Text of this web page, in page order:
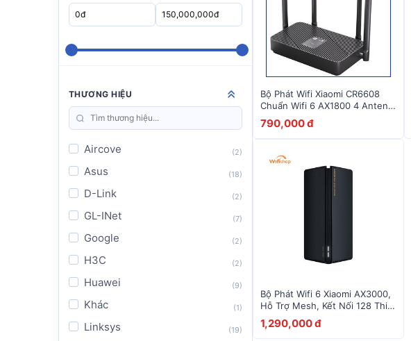
THƯƠNG HIỆU
Aircove (2)
Asus (18)
D-Link (2)
GL-INet (7)
Google (2)
H3C (2)
Huawei (9)
Khác (1)
Linksys (19)
Bộ Phát Wifi Xiaomi CR6608
Chuẩn Wifi 6 AX1800 4 Anten
Và Lan Gigabit
790,000 đ
Bộ Phát Wifi 6 Xiaomi AX3000,
Hỗ Trợ Mesh, Kết Nối 128 Thiết
Bị
1,290,000 đ